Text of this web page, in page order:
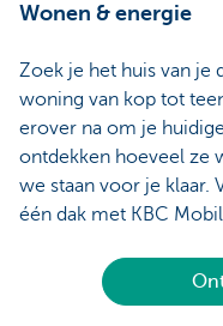
Wonen & energie
Zoek je het huis van je
woning van kop tot
erover na om je
ontdekken hoeveel ze
we staan voor je klaar.
één dak met KBC